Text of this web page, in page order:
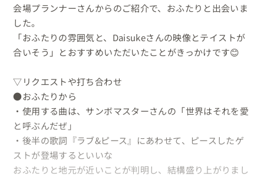
会場プランナーさんからのご紹介で、おふたりと出会いま
した。
「おふたりの雰囲気と、Daisukeさんの映像とテイストが
合いそう」とおすすめいただいたことがきっかけです😊
▽リクエストや打ち合わせ
●おふたりから
・使用する曲は、サンボマスターさんの「世界はそれを愛
と呼ぶんだぜ」
・後半の歌詞『ラブ&ピース』にあわせて、ピースしたゲ
ストが登場するといいな
おふたりと地元が近いことが判明し、結構盛り上がりまし